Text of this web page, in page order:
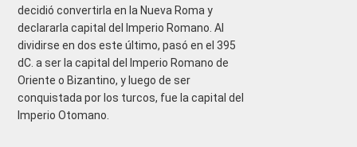
decidió convertirla en la Nueva Roma y
declararla capital del Imperio Romano. Al
dividirse en dos este último, pasó en el 395
dC. a ser la capital del Imperio Romano de
Oriente o Bizantino, y luego de ser
conquistada por los turcos, fue la capital del
Imperio Otomano.